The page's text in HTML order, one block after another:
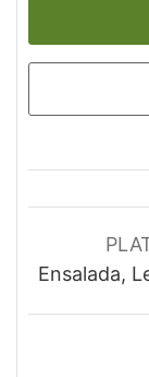
Ensalada,